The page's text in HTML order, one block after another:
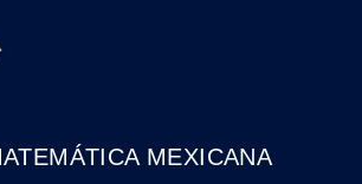
MEXICANA